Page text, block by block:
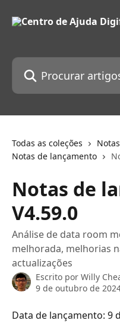
Procurar artigos...
Todas as coleções
Notas de lançamento
Notas de
V4.59.0
Análise de data room
melhorada, melhorias
actualizações
Escrito por Willy
9 de outubro de
Data de lançamento: 9